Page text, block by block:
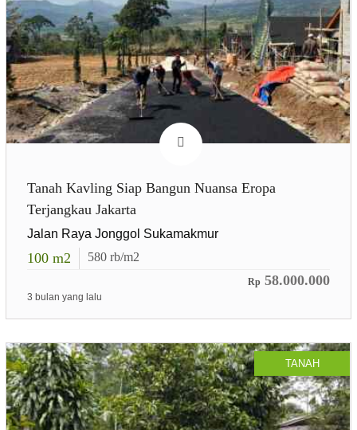
Tanah Kavling Siap Bangun Nuansa Eropa
Terjangkau Jakarta
Jalan Raya Jonggol Sukamakmur
100 m2 580 rb/m2
Rp 58.000.000
3 bulan yang lalu
TANAH